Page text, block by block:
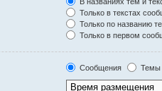
Только в текстах
Только по названию
Только в первом
Сообщения
Темы